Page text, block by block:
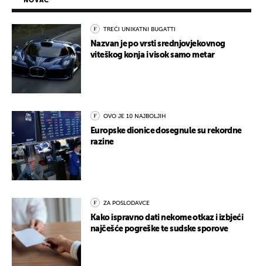
TREĆI UNIKATNI BUGATTI
Nazvan je po vrsti srednjovjekovnog
viteškog konja i visok samo metar
OVO JE 10 NAJBOLJIH
Europske dionice dosegnule su rekordne
razine
ZA POSLODAVCE
Kako ispravno dati nekome otkaz i izbjeći
najčešće pogreške te sudske sporove